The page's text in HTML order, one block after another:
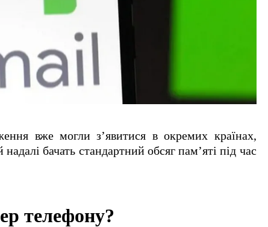
вже могли з’явитися в окремих країнах,
бачать стандартний обсяг пам’яті під час
телефону?